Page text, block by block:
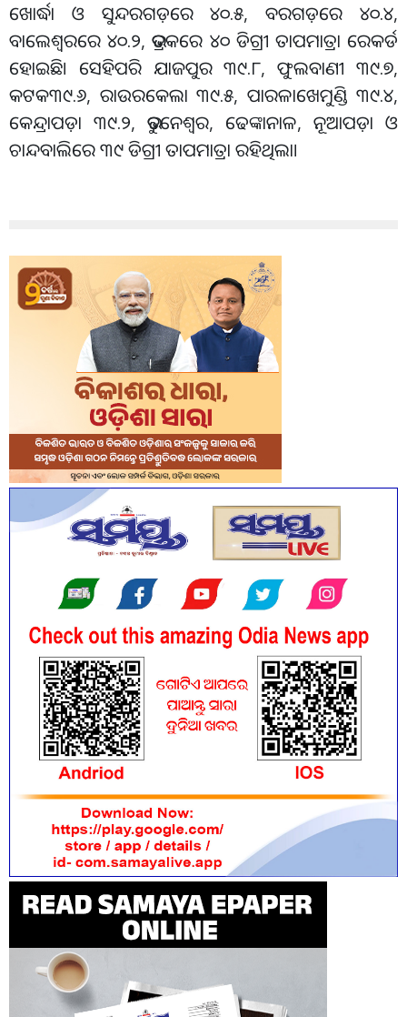
ଖୋର୍ଦ୍ଧା ଓ ସୁନ୍ଦରଗଡ଼ରେ ୪୦.୫, ବରଗଡ଼ରେ ୪୦.୪,
ବାଲେଶ୍ୱରରେ ୪୦.୨, ଭଦ୍ରକରେ ୪୦ ଡିଗ୍ରୀ ତାପମାତ୍ରା ରେକର୍ଡ
ହୋଇଛି। ସେହିପରି ଯାଜପୁର ୩୯.୮, ଫୁଲବାଣୀ ୩୯.୭,
କଟକ୩୯.୬, ରାଉରକେଲା ୩୯.୫, ପାରଳାଖେମୁଣ୍ଡି ୩୯.୪,
କେନ୍ଦ୍ରାପଡ଼ା ୩୯.୨, ଭୁବନେଶ୍ୱର, ଢେଙ୍କାନାଳ, ନୂଆପଡ଼ା ଓ
ଚାନ୍ଦବାଲିରେ ୩୯ ଡିଗ୍ରୀ ତାପମାତ୍ରା ରହିଥିଲା।